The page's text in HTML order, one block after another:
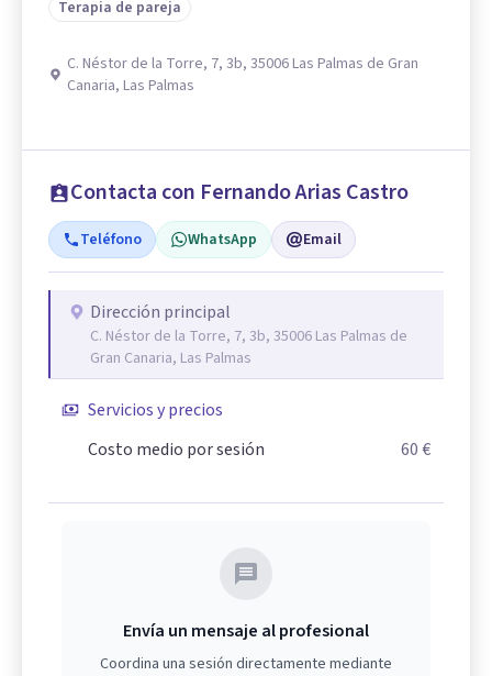
Terapia de pareja
C. Néstor de la Torre, 7, 3b, 35006 Las Palmas de Gran
Canaria, Las Palmas
Contacta con Fernando Arias Castro
Teléfono WhatsApp Email
Dirección principal
C. Néstor de la Torre, 7, 3b, 35006 Las Palmas de
Gran Canaria, Las Palmas
Servicios y precios
Costo medio por sesión
60 €
Envía un mensaje al profesional
Coordina una sesión directamente mediante